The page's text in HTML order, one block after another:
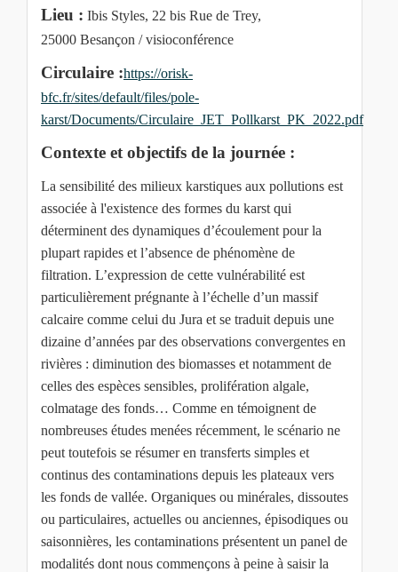
Lieu : Ibis Styles, 22 bis Rue de Trey,
25000 Besançon / visioconférence
Circulaire :https://orisk-
bfc.fr/sites/default/files/pole-
karst/Documents/Circulaire_JET_Pollkarst_PK_2022.pdf
Contexte et objectifs de la journée :
La sensibilité des milieux karstiques aux pollutions est
associée à l'existence des formes du karst qui
déterminent des dynamiques d’écoulement pour la
plupart rapides et l’absence de phénomène de
filtration. L’expression de cette vulnérabilité est
particulièrement prégnante à l’échelle d’un massif
calcaire comme celui du Jura et se traduit depuis une
dizaine d’années par des observations convergentes en
rivières : diminution des biomasses et notamment de
celles des espèces sensibles, prolifération algale,
colmatage des fonds… Comme en témoignent de
nombreuses études menées récemment, le scénario ne
peut toutefois se résumer en transferts simples et
continus des contaminations depuis les plateaux vers
les fonds de vallée. Organiques ou minérales, dissoutes
ou particulaires, actuelles ou anciennes, épisodiques ou
saisonnières, les contaminations présentent un panel de
modalités dont nous commençons à peine à saisir la